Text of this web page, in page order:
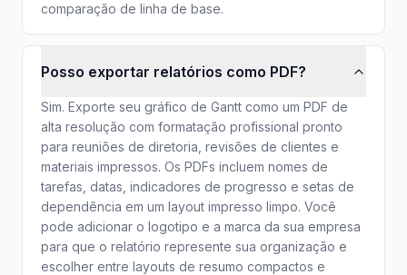
comparação de linha de base.
Posso exportar relatórios como PDF?
Sim. Exporte seu gráfico de Gantt como um PDF de
alta resolução com formatação profissional pronto
para reuniões de diretoria, revisões de clientes e
materiais impressos. Os PDFs incluem nomes de
tarefas, datas, indicadores de progresso e setas de
dependência em um layout impresso limpo. Você
pode adicionar o logotipo e a marca da sua empresa
para que o relatório represente sua organização e
escolher entre layouts de resumo compactos e